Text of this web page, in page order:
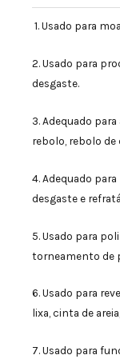
1. Usado para
2. Usado para
desgaste.
3. Adequado
rebolo, rebolo de
4. Adequado
desgaste e
5. Usado para
torneamento de
6. Usado para
lixa, cinta de
7. Usado para